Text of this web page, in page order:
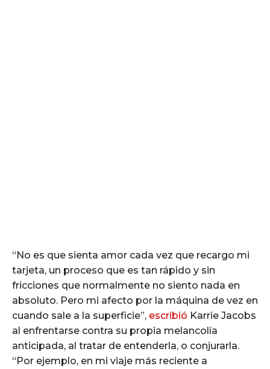
“No es que sienta amor cada vez que recargo mi
tarjeta, un proceso que es tan rápido y sin
fricciones que normalmente no siento nada en
absoluto. Pero mi afecto por la máquina de vez en
cuando sale a la superficie”, escribió Karrie Jacobs
al enfrentarse contra su propia melancolía
anticipada, al tratar de entenderla, o conjurarla.
“Por ejemplo, en mi viaje más reciente a